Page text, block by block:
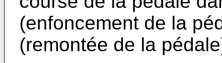
(enfoncement de la
(remontée de la